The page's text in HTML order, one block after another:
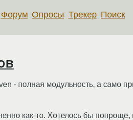
Форум Опросы Трекер Поиск
- полная модульность, а само
как-то. Хотелось бы